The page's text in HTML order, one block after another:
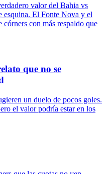
valor del Bahia vs
esquina. El Fonte Nova y el
córners con más respaldo que
que no se
un duelo de pocos goles.
el valor podría estar en los